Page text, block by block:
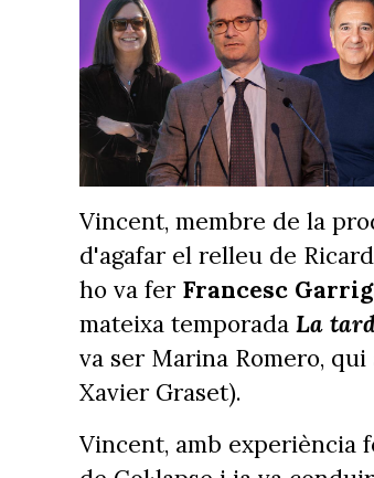
Vincent, membre de la
d'agafar el relleu de
ho va fer Francesc
mateixa temporada La
va ser Marina Romero,
Xavier Graset).
Vincent, amb experiència